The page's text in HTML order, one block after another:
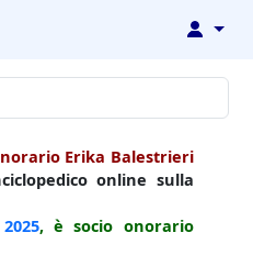
↓
Erika Balestrieri
online sulla
2025, è socio onorario